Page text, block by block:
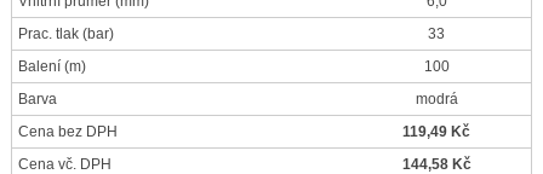
Prac. tlak (bar)
33
Balení (m)
100
Barva
modrá
Cena bez DPH
119,49 Kč
Cena vč. DPH
144,58 Kč